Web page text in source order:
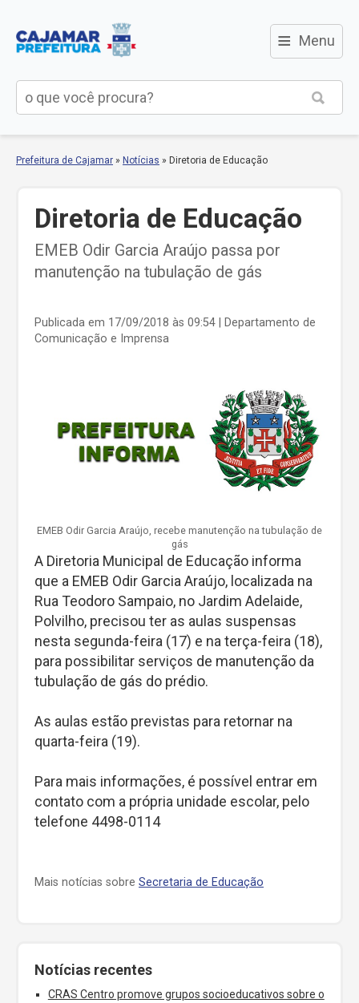
≡ Menu
Prefeitura de Cajamar » Notícias » Diretoria de Educação
Diretoria de Educação
EMEB Odir Garcia Araújo passa por
manutenção na tubulação de gás
Publicada em 17/09/2018 às 09:54
| Departamento de
Comunicação e Imprensa
EMEB Odir Garcia Araújo, recebe manutenção na tubulação de
gás
A Diretoria Municipal de Educação informa
que a EMEB Odir Garcia Araújo, localizada na
Rua Teodoro Sampaio, no Jardim Adelaide,
Polvilho, precisou ter as aulas suspensas
nesta segunda-feira (17) e na terça-feira (18),
para possibilitar serviços de manutenção da
tubulação de gás do prédio.
As aulas estão previstas para retornar na
quarta-feira (19).
Para mais informações, é possível entrar em
contato com a própria unidade escolar, pelo
telefone 4498-0114
Mais notícias sobre Secretaria de Educação
Notícias recentes
CRAS Centro promove grupos socioeducativos sobre o